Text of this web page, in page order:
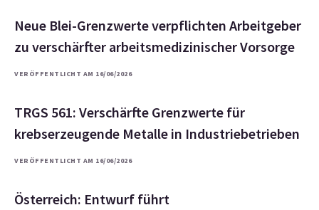
Neue Blei-Grenzwerte verpflichten Arbeitgeber
zu verschärfter arbeitsmedizinischer Vorsorge
VERÖFFENTLICHT AM 16/06/2026
TRGS 561: Verschärfte Grenzwerte für
krebserzeugende Metalle in Industriebetrieben
VERÖFFENTLICHT AM 16/06/2026
Österreich: Entwurf führt